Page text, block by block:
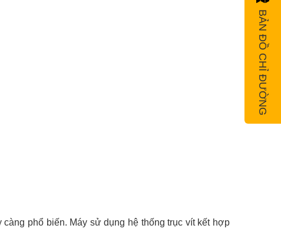
phổ biến. Máy sử dụng hệ thống trục vít kết hợp
BẢN ĐỒ CHỈ ĐƯỜNG